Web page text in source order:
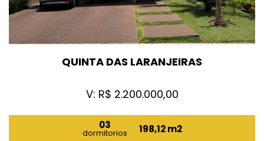
QUINTA DAS LARANJEIRAS
V: R$ 2.200.000,00
03
dormitorios 198,12 m2